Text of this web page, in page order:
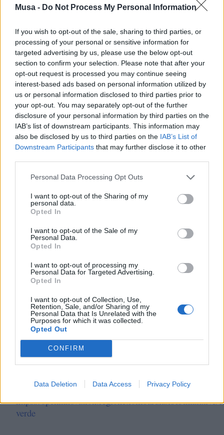
Musa - Do Not Process My Personal Information
If you wish to opt-out of the sale, sharing to third parties, or
processing of your personal or sensitive information for
targeted advertising by us, please use the below opt-out
section to confirm your selection. Please note that after your
opt-out request is processed you may continue seeing
interest-based ads based on personal information utilized by
us or personal information disclosed to third parties prior to
your opt-out. You may separately opt-out of the further
disclosure of your personal information by third parties on the
IAB’s list of downstream participants. This information may
also be disclosed by us to third parties on the IAB’s List of
Downstream Participants that may further disclose it to other
Personal Data Processing Opt Outs
I want to opt-out of the Sharing of my
personal data.
Opted In
I want to opt-out of the Sale of my
Personal Data.
Opted In
I want to opt-out of processing my
Personal Data for Targeted Advertising.
Opted In
I want to opt-out of Collection, Use,
Retention, Sale, and/or Sharing of my
Personal Data that Is Unrelated with the
Purposes for which it was collected.
Opted Out
CONFIRM
Data Deletion Data Access Privacy Policy
Scadenza candidature: 5 settembre 2025
Maggiori informazioni:https://startcuplombardia.it/
2.Edilizia Sostenibile e Sicura
Una call rivolta a startup e PMI con soluzioni
tecnologiche per il mondo delle costruzioni, in ottica
di sostenibilità, digitalizzazione e sicurezza.
Cosa offre: collaborazione diretta con grandi imprese
del settore edilizio, sviluppo in logica di co-
innovazione.
Scadenza candidature: 5 settembre 2025
Maggiori informazioni:https://startcuplombardia.it/
Chimica Verde Lombardia per un futuro
sostenibile 2025
La seconda edizione della competition dedicata
all’innovazione sostenibile nella filiera chimica, con
l’obiettivo di favorire il dialogo tra imprese, startup e
spin-off.
Cosa offre: connessione con gruppi industriali,
validazione di soluzioni green ad alto potenziale
applicativo.
Scadenza candidature: 11 settembre 2025
Maggiori informazioni:
https://openinnovation.regione.lombardia.it/it/iniziative/
verde